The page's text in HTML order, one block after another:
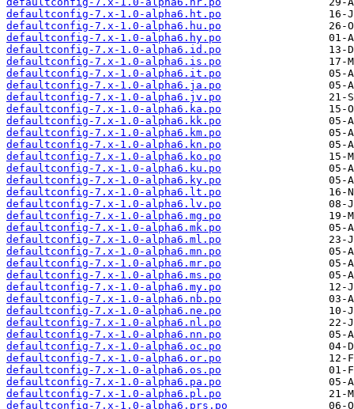
defaultconfig-7.x-1.0-alpha6.ht.po
defaultconfig-7.x-1.0-alpha6.hu.po
defaultconfig-7.x-1.0-alpha6.hy.po
defaultconfig-7.x-1.0-alpha6.id.po
defaultconfig-7.x-1.0-alpha6.is.po
defaultconfig-7.x-1.0-alpha6.it.po
defaultconfig-7.x-1.0-alpha6.ja.po
defaultconfig-7.x-1.0-alpha6.jv.po
defaultconfig-7.x-1.0-alpha6.ka.po
defaultconfig-7.x-1.0-alpha6.kk.po
defaultconfig-7.x-1.0-alpha6.km.po
defaultconfig-7.x-1.0-alpha6.kn.po
defaultconfig-7.x-1.0-alpha6.ko.po
defaultconfig-7.x-1.0-alpha6.ku.po
defaultconfig-7.x-1.0-alpha6.ky.po
defaultconfig-7.x-1.0-alpha6.lt.po
defaultconfig-7.x-1.0-alpha6.lv.po
defaultconfig-7.x-1.0-alpha6.mg.po
defaultconfig-7.x-1.0-alpha6.mk.po
defaultconfig-7.x-1.0-alpha6.ml.po
defaultconfig-7.x-1.0-alpha6.mn.po
defaultconfig-7.x-1.0-alpha6.mr.po
defaultconfig-7.x-1.0-alpha6.ms.po
defaultconfig-7.x-1.0-alpha6.my.po
defaultconfig-7.x-1.0-alpha6.nb.po
defaultconfig-7.x-1.0-alpha6.ne.po
defaultconfig-7.x-1.0-alpha6.nl.po
defaultconfig-7.x-1.0-alpha6.nn.po
defaultconfig-7.x-1.0-alpha6.oc.po
defaultconfig-7.x-1.0-alpha6.or.po
defaultconfig-7.x-1.0-alpha6.os.po
defaultconfig-7.x-1.0-alpha6.pa.po
defaultconfig-7.x-1.0-alpha6.pl.po
defaultconfig-7.x-1.0-alpha6.prs.po